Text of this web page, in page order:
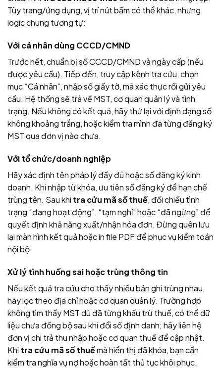
Tùy trang/ứng dụng, vị trí nút bấm có thể khác, nhưng
logic chung tương tự:
Với cá nhân dùng CCCD/CMND
Trước hết, chuẩn bị số CCCD/CMND và ngày cấp (nếu
được yêu cầu). Tiếp đến, truy cập kênh tra cứu, chọn
mục “Cá nhân”, nhập số giấy tờ, mã xác thực rồi gửi yêu
cầu. Hệ thống sẽ trả về MST, cơ quan quản lý và tình
trạng. Nếu không có kết quả, hãy thử lại với định dạng số
không khoảng trắng, hoặc kiểm tra mình đã từng đăng ký
MST qua đơn vị nào chưa.
Với tổ chức/doanh nghiệp
Hãy xác định tên pháp lý đầy đủ hoặc số đăng ký kinh
doanh. Khi nhập từ khóa, ưu tiên số đăng ký để hạn chế
trùng tên. Sau khi tra cứu mã số thuế, đối chiếu tình
trạng “đang hoạt động”, “tạm nghỉ” hoặc “đã ngừng” để
quyết định khả năng xuất/nhận hóa đơn. Đừng quên lưu
lại màn hình kết quả hoặc in file PDF để phục vụ kiểm toán
nội bộ.
Xử lý tình huống sai hoặc trùng thông tin
Nếu kết quả tra cứu cho thấy nhiều bản ghi trùng nhau,
hãy lọc theo địa chỉ hoặc cơ quan quản lý. Trường hợp
không tìm thấy MST dù đã từng khấu trừ thuế, có thể dữ
liệu chưa đồng bộ sau khi đổi số định danh; hãy liên hệ
đơn vị chi trả thu nhập hoặc cơ quan thuế để cập nhật.
Khi tra cứu mã số thuếmà hiển thị đã khóa, bạn cần
kiểm tra nghĩa vụ nợ hoặc hoàn tất thủ tục khôi phục.